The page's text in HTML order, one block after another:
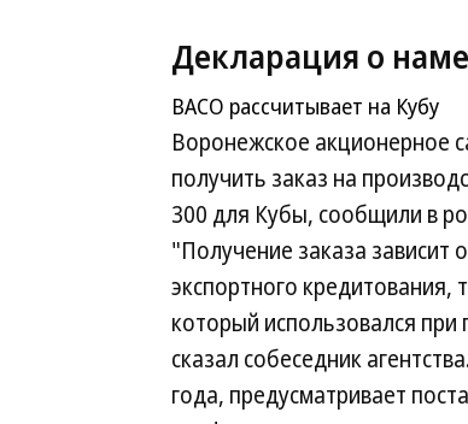
Декларация о
ВАСО рассчитывает на Кубу
Воронежское акционерное
получить заказ на
300 для Кубы, сообщили в
"Получение заказа зависит
экспортного кредитования,
который использовался
сказал собеседник
года, предусматривает